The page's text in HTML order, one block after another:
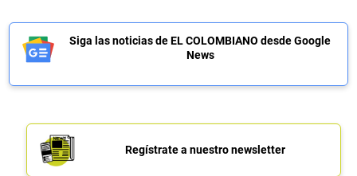
Siga las noticias de EL COLOMBIANO desde Google
News
Regístrate a nuestro newsletter